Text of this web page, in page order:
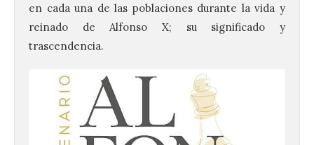
en cada una de las poblaciones durante la vida y
reinado de Alfonso X; su significado y
trascendencia.